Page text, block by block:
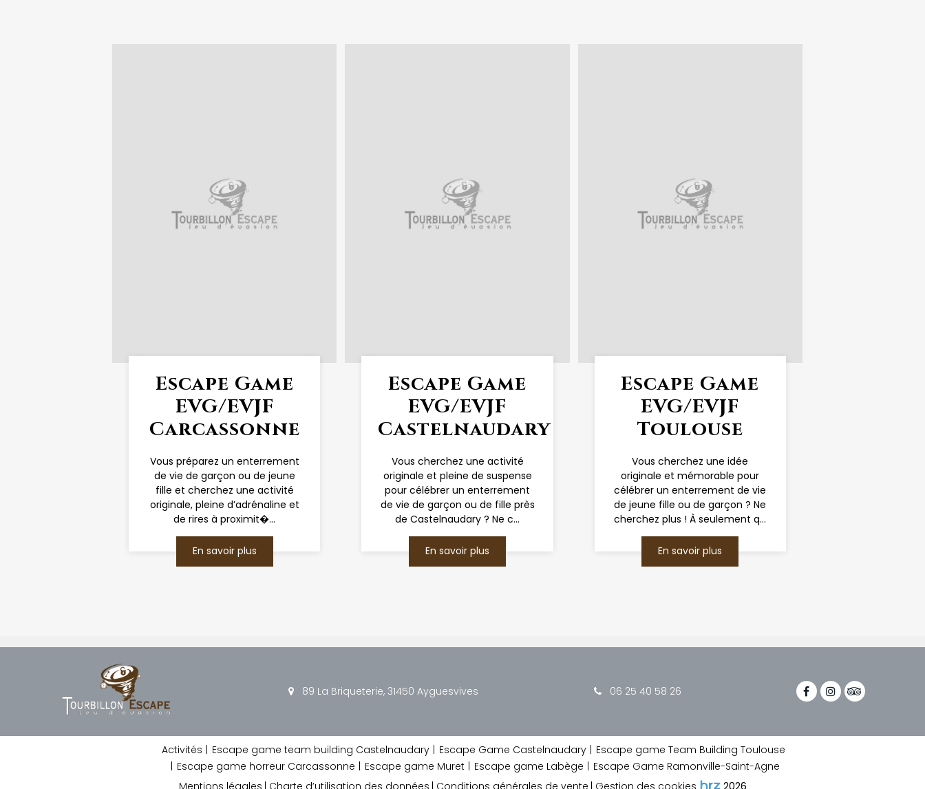
Escape Game
EVG/EVJF
Carcassonne
Vous préparez un enterrement
de vie de garçon ou de jeune
fille et cherchez une activité
originale, pleine d’adrénaline et
de rires à proximit�...
En savoir plus
Escape Game
EVG/EVJF
Castelnaudary
Vous cherchez une activité
originale et pleine de suspense
pour célébrer un enterrement
de vie de garçon ou de fille près
de Castelnaudary ? Ne c...
En savoir plus
Escape Game
EVG/EVJF
Toulouse
Vous cherchez une idée
originale et mémorable pour
célébrer un enterrement de vie
de jeune fille ou de garçon ? Ne
cherchez plus ! À seulement q...
En savoir plus
89 La Briqueterie, 31450 Ayguesvives 06 25 40 58 26
Activités Escape game team building Castelnaudary Escape Game Castelnaudary
Escape game Team Building Toulouse
Escape game horreur Carcassonne
Escape game Muret Escape game Labège
Escape Game Ramonville-Saint-Agne
Mentions légales Charte d’utilisation des données Conditions générales de vente Gestion des cookies 2026